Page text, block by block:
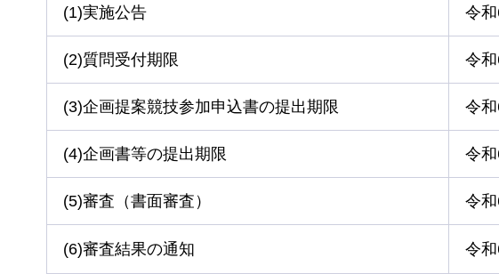
(1)実施公告 令
(2)質問受付期限 令
(3)企画提案競技参加申込書の提出期限 令
(4)企画書等の提出期限 令
(5)審査（書面審査） 令
(6)審査結果の通知 令